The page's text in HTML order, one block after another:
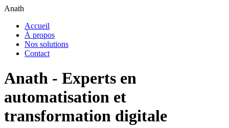
Anath
Accueil
À propos
Nos solutions
Contact
Anath - Experts en
automatisation et
transformation digitale